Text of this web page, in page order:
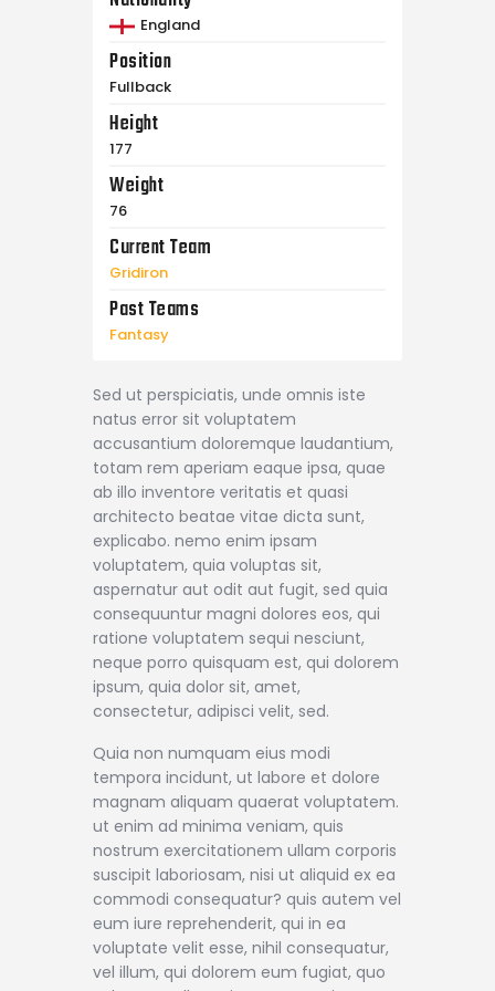
England
Position
Fullback
Height
177
Weight
76
Current Team
Gridiron
Past Teams
Fantasy
Sed ut perspiciatis, unde omnis iste
natus error sit voluptatem
accusantium doloremque laudantium,
totam rem aperiam eaque ipsa, quae
ab illo inventore veritatis et quasi
architecto beatae vitae dicta sunt,
explicabo. nemo enim ipsam
voluptatem, quia voluptas sit,
aspernatur aut odit aut fugit, sed quia
consequuntur magni dolores eos, qui
ratione voluptatem sequi nesciunt,
neque porro quisquam est, qui dolorem
ipsum, quia dolor sit, amet,
consectetur, adipisci velit, sed.
Quia non numquam eius modi
tempora incidunt, ut labore et dolore
magnam aliquam quaerat voluptatem.
ut enim ad minima veniam, quis
nostrum exercitationem ullam corporis
suscipit laboriosam, nisi ut aliquid ex ea
commodi consequatur? quis autem vel
eum iure reprehenderit, qui in ea
voluptate velit esse, nihil consequatur,
vel illum, qui dolorem eum fugiat, quo